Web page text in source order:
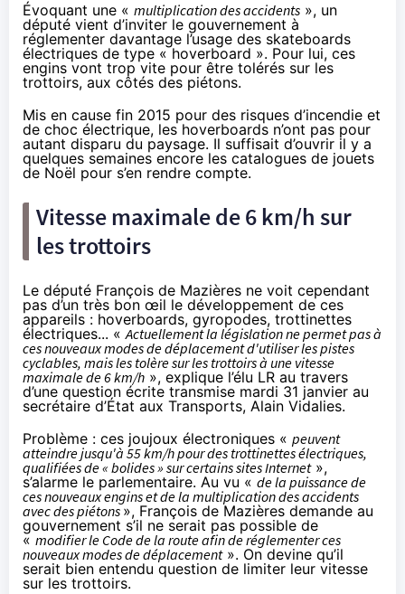
Évoquant une « multiplication des accidents », un
député vient d’inviter le gouvernement à
réglementer davantage l’usage des skateboards
électriques de type « hoverboard ». Pour lui, ces
engins vont trop vite pour être tolérés sur les
trottoirs, aux côtés des piétons.
Mis en cause fin 2015 pour des risques d’incendie et
de choc électrique, les hoverboards n’ont pas pour
autant disparu du paysage. Il suffisait d’ouvrir il y a
quelques semaines encore les catalogues de jouets
de Noël pour s’en rendre compte.
Vitesse maximale de 6 km/h sur
les trottoirs
Le député François de Mazières ne voit cependant
pas d’un très bon œil le développement de ces
appareils : hoverboards, gyropodes, trottinettes
électriques... «Actuellement la législation ne permet pas à
ces nouveaux modes de déplacement d'utiliser les pistes
cyclables, mais les tolère sur les trottoirs à une vitesse
maximale de 6 km/h », explique l’élu LR au travers
d’une question écrite transmise mardi 31 janvier au
secrétaire d’État aux Transports, Alain Vidalies.
Problème : ces joujoux électroniques « peuvent
atteindre jusqu'à 55 km/h pour des trottinettes électriques,
qualifiées de « bolides » sur certains sites Internet»,
s’alarme le parlementaire. Au vu « de la puissance de
ces nouveaux engins et de la multiplication des accidents
avec des piétons », François de Mazières demande au
gouvernement s’il ne serait pas possible de
« modifier le Code de la route afin de réglementer ces
nouveaux modes de déplacement». On devine qu’il
serait bien entendu question de limiter leur vitesse
sur les trottoirs.